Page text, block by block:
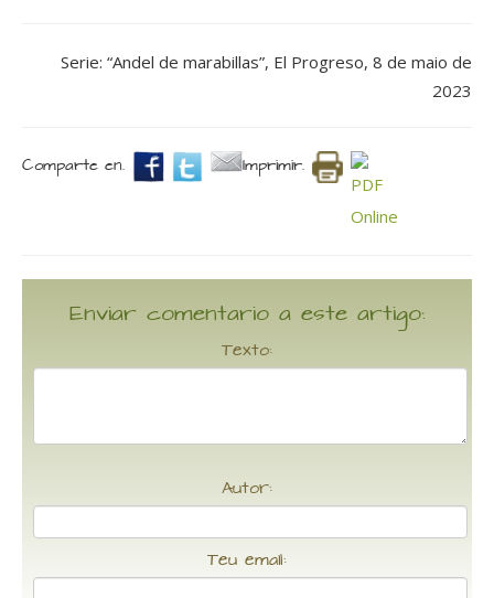
Serie: “Andel de marabillas”, El Progreso, 8 de maio de
2023
Comparte en. Imprimir.
Enviar comentario a este artigo:
Texto:
Autor:
Teu email: